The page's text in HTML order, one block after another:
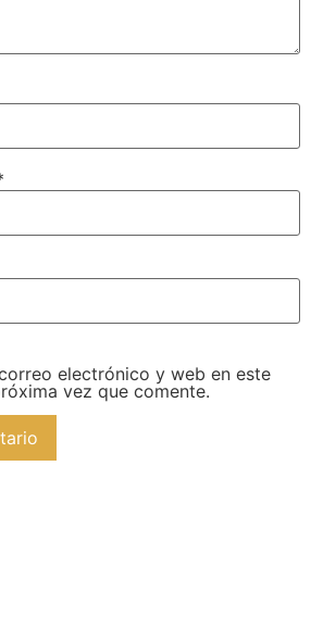
electrónico y web en este
vez que comente.